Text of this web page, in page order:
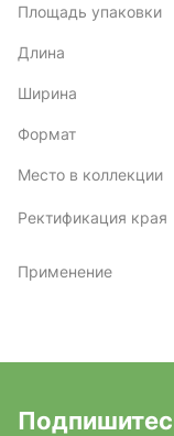
Площадь упаковки
Длина
Ширина
Формат
Место в коллекции
Ректификация края
Применение